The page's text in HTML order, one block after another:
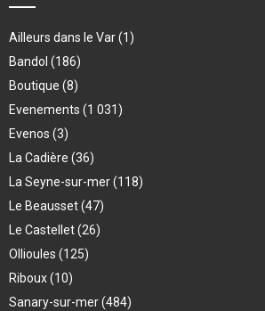
Ailleurs dans le Var(1)
Bandol (186)
Boutique (8)
Evenements (1 031)
Evenos (3)
La Cadière (36)
La Seyne-sur-mer(118)
Le Beausset(47)
Le Castellet(26)
Ollioules (125)
Riboux(10)
Sanary-sur-mer(484)